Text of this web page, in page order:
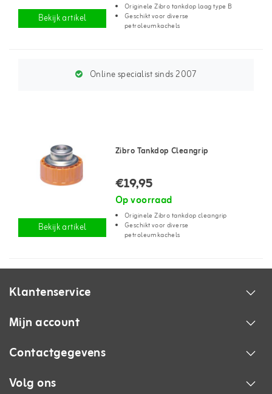
Bekijk artikel
Originele Zibro tankdop laag type B
Geschikt voor diverse
petroleumkachels
Online specialist sinds 2007
Bekijk artikel
Zibro Tankdop Cleangrip
€19,95
Op voorraad
Originele Zibro tankdop cleangrip
Geschikt voor diverse
petroleumkachels
Klantenservice
Mijn account
Contactgegevens
Volg ons